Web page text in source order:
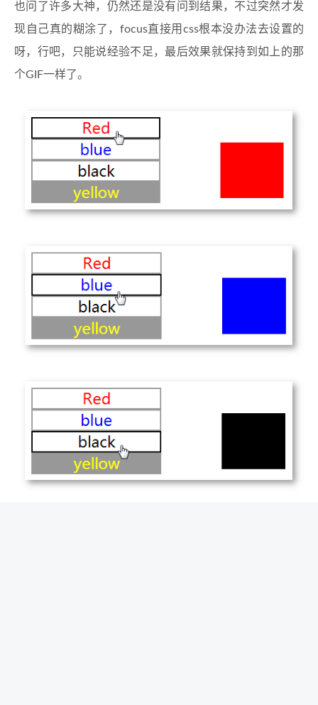
也问了许多大神，仍然还是没有问到结果，不过突然才发
现自己真的糊涂了，focus直接用css根本没办法去设置的
呀，行吧，只能说经验不足，最后效果就保持到如上的那
个GIF一样了。